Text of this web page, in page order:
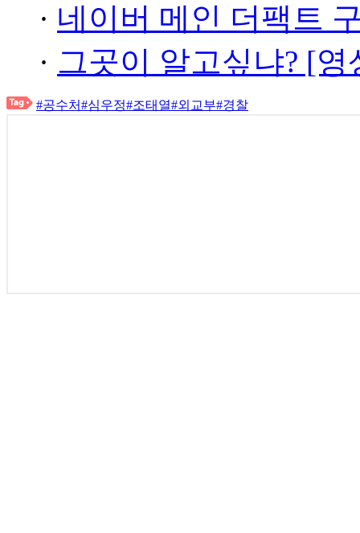
· 네이버 메인 더팩트
· 그곳이 알고싶냐? [
#공수처#심우정#조태열#외교부#경찰